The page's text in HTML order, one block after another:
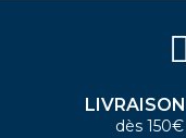
dès